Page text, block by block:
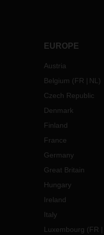
EUROPE
Austria
Belgium (FR NL )
Czech Republic
Denmark
Finland
France
Germany
Great Britain
Hungary
Ireland
Italy
Luxembourg (FR